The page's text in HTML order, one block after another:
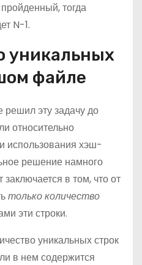
тогда
N-1.
уникальных
файле
решил эту задачу до
относительно
использования хэш-
решение намного
в том, что от
только количество
эти строки.
уникальных строк
в нем содержится